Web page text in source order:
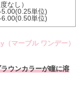
なし）
単位)
単位)
マーブル ワンデー）
ウンカラーが瞳に溶